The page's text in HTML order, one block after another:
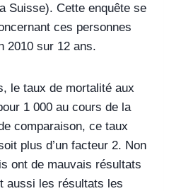
Suisse). Cette enquête se
ces personnes
2010 sur 12 ans.
le taux de mortalité aux
1 000 au cours de la
comparaison, ce taux
plus d’un facteur 2. Non
ont de mauvais résultats
aussi les résultats les